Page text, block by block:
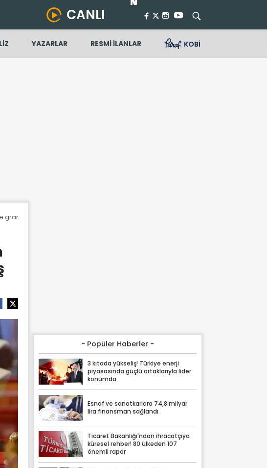
CANLI
YAZARLAR RESMİ İLANLAR KOBİ
altın fiyatları bugün ne kadar, alış satış kaç TL?
- Popüler Haberler -
3 kıtada yükseliş! Türkiye enerji
piyasasında güçlü ortaklarıyla lider
konumda
Esnaf ve sanatkarlara 74,8 milyar
lira finansman sağlandı
Ticaret Bakanlığı'ndan ihracatçıya
küresel rehber! 80 ülkeden 107
önemli rapor